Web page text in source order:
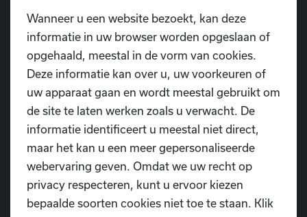
🔴15 juni– Aftrap om 21u00
België 🇧🇪 – Egypte 🇪🇬
🔴21 juni – Aftrap om 21u00
België 🇧🇪 – Iran 🇮🇷
🔴27 juni– Aftrap om 05u00
Nieuw-Zeeland 🇳🇿 – België 🇧🇪
Samen maken we er een onvergetelijke WK-
zomer van. Tot dan! 🖤💛❤️
Wanneer u een website bezoekt, kan deze
informatie in uw browser worden opgeslaan of
opgehaald, meestal in de vorm van cookies.
Deze informatie kan over u, uw voorkeuren of
uw apparaat gaan en wordt meestal gebruikt om
de site te laten werken zoals u verwacht. De
informatie identificeert u meestal niet direct,
maar het kan u een meer gepersonaliseerde
webervaring geven. Omdat we uw recht op
privacy respecteren, kunt u ervoor kiezen
bepaalde soorten cookies niet toe te staan. Klik